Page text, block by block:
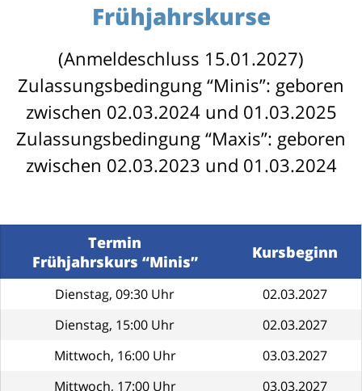
Frühjahrskurse
(Anmeldeschluss 15.01.2027)
Zulassungsbedingung “Minis”: geboren
zwischen 02.03.2024 und 01.03.2025
Zulassungsbedingung “Maxis”: geboren
zwischen 02.03.2023 und 01.03.2024
Termin
Frühjahrskurs “Minis”
Kursbeginn
Dienstag, 09:30 Uhr
02.03.2027
Dienstag, 15:00 Uhr
02.03.2027
Mittwoch, 16:00 Uhr
03.03.2027
Mittwoch, 17:00 Uhr
03.03.2027